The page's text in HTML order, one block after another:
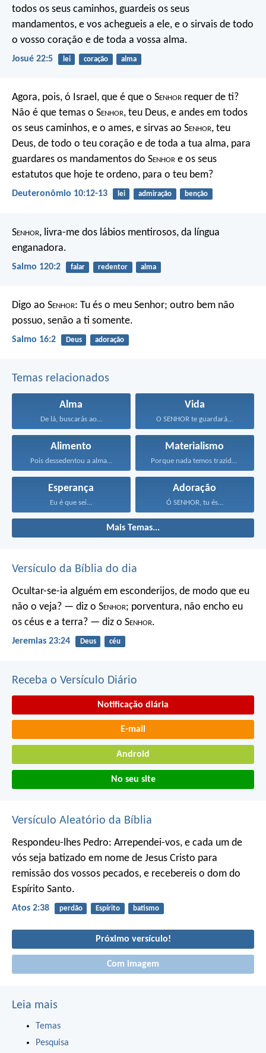
todos os seus caminhos, guardeis os seus
mandamentos, e vos achegueis a ele, e o sirvais de todo
o vosso coração e de toda a vossa alma.
Josué 22:5 lei coração alma
Agora, pois, ó Israel, que é que o Senhor requer de ti?
Não é que temas o Senhor, teu Deus, e andes em todos
os seus caminhos, e o ames, e sirvas ao Senhor, teu
Deus, de todo o teu coração e de toda a tua alma, para
guardares os mandamentos do Senhor e os seus
estatutos que hoje te ordeno, para o teu bem?
Deuteronômio 10:12-13 lei admiração benção
Senhor, livra-me dos lábios mentirosos, da língua
enganadora.
Salmo 120:2 falar redentor alma
Digo ao Senhor: Tu és o meu Senhor; outro bem não
possuo, senão a ti somente.
Salmo 16:2 Deus adoração
Temas relacionados
Alma
De lá, buscarás ao...
Vida
O SENHOR te guardará...
Alimento
Pois dessedentou a alma...
Materialismo
Porque nada temos trazido...
Esperança
Eu é que sei...
Adoração
Ó SENHOR, tu és...
Mais Temas...
Versículo da Bíblia do dia
Ocultar-se-ia alguém em esconderijos, de modo que eu
não o veja? — diz o Senhor; porventura, não encho eu
os céus e a terra? — diz o Senhor.
Jeremias 23:24 Deus céu
Receba o Versículo Diário
Notificação diária
E-mail
Android
No seu site
Versículo Aleatório da Bíblia
Respondeu-lhes Pedro: Arrependei-vos, e cada um de
vós seja batizado em nome de Jesus Cristo para
remissão dos vossos pecados, e recebereis o dom do
Espírito Santo.
Atos 2:38 perdão Espírito batismo
Próximo versículo!
Com imagem
Leia mais
Temas
Pesquisa